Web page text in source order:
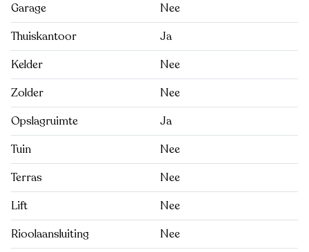
Garage
Nee
Thuiskantoor
Ja
Kelder
Nee
Zolder
Nee
Opslagruimte
Ja
Tuin
Nee
Terras
Nee
Lift
Nee
Rioolaansluiting
Nee